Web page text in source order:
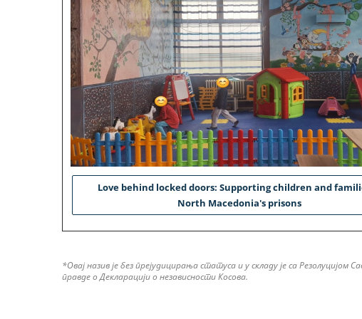
Love behind locked doors: Supporting children and
North Macedonia's prisons
*Овај назив је без прејудицирања статуса и у складу је са
правде о Декларацији о независности Косова.